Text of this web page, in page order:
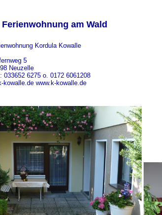
Ferienwohnung am Wald
Kordula Kowalle
5
Neuzelle
033652 6275 o. 0172 6061208
kowalle.de www.k-kowalle.de